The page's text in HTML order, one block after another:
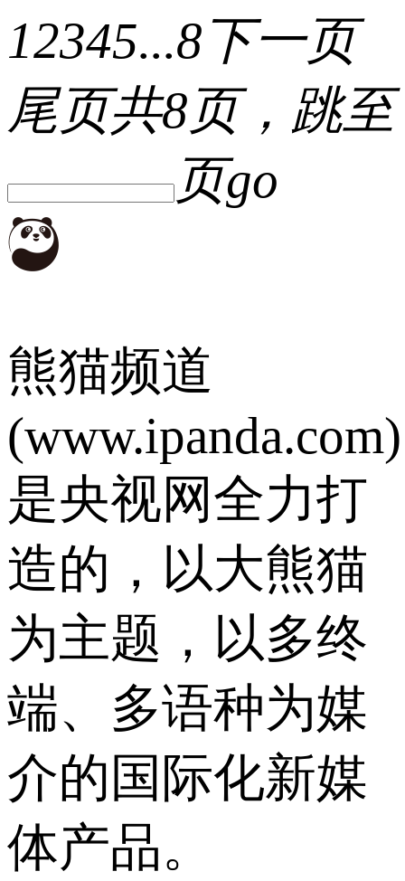
12345...8下一页
尾页共8页，跳至
页go
熊猫频道
(www.ipanda.com)
是央视网全力打
造的，以大熊猫
为主题，以多终
端、多语种为媒
介的国际化新媒
体产品。